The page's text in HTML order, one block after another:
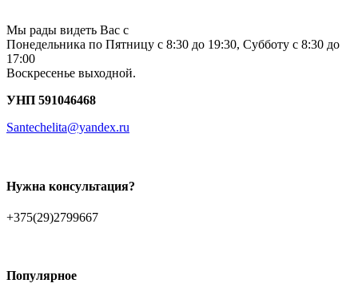
Мы рады видеть Вас с
Понедельника по Пятницу с 8:30 до 19:30, Субботу с 8:30 до
17:00
Воскресенье выходной.
УНП 591046468
Santechelita@yandex.ru
Нужна консультация?
+375(29)2799667
Популярное